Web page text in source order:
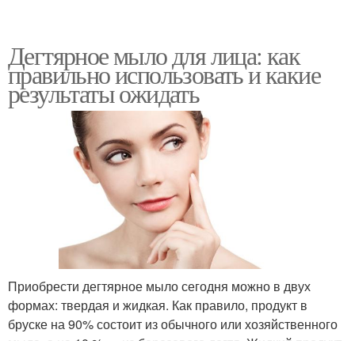
Дегтярное мыло для лица: как
правильно использовать и какие
результаты ожидать
Приобрести дегтярное мыло сегодня можно в двух
формах: твердая и жидкая. Как правило, продукт в
бруске на 90% состоит из обычного или хозяйственного